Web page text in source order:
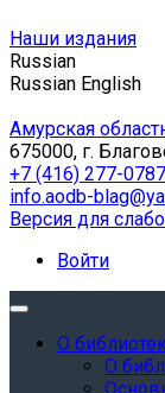
Наши издания
Russian
Russian English
Амурская
675000, г.
+7 (416) 277-0787
info.aodb-
Версия для
Войти
О
О